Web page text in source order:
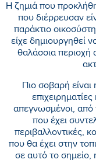
Η ζημιά που
που διέρρευσαν
παράκτιο
είχε δημιουργηθεί
θαλάσσια περιοχή
Πιο σοβαρή
απεγνωσμένοι, από
που έχει
περιβαλλοντικές,
που θα έχει στην
σε αυτό το σημείο,